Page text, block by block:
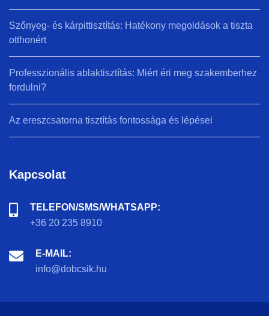
Szőnyeg- és kárpittisztítás: Hatékony megoldások a tiszta
otthonért
Professzionális ablaktisztítás: Miért éri meg szakemberhez
fordulni?
Az ereszcsatorna tisztítás fontossága és lépései
Kapcsolat
TELEFON/SMS/WHATSAPP:
+36 20 235 8910
E-MAIL:
info@dobcsik.hu